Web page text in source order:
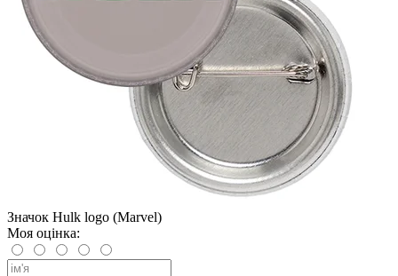
Значок Hulk logo (Marvel)
Моя оцінка: